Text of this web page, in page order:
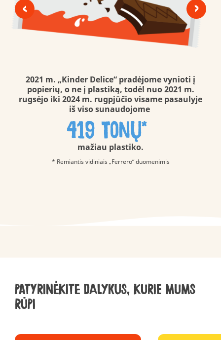
2021 m. „Kinder Delice“ pradėjome vynioti į
popierių, o ne į plastiką, todėl nuo 2021 m.
rugsėjo iki 2024 m. rugpjūčio visame pasaulyje
iš viso sunaudojome
419 tonų*
mažiau plastiko.
* Remiantis vidiniais „Ferrero“ duomenimis
< >
PATYRINĖKITE DALYKUS, KURIE MUMS
RŪPI